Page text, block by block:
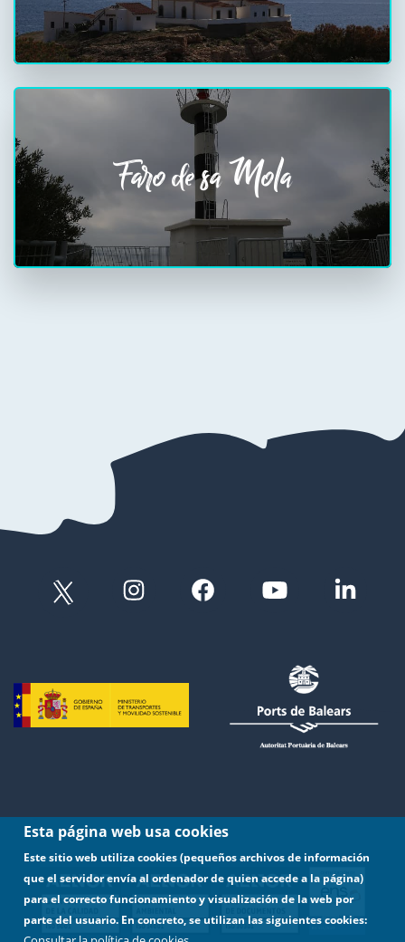
Faro de sa Mola
Esta página web usa cookies
Este sitio web utiliza cookies (pequeños archivos de información
que el servidor envía al ordenador de quien accede a la página)
para el correcto funcionamiento y visualización de la web por
parte del usuario. En concreto, se utilizan las siguientes cookies: